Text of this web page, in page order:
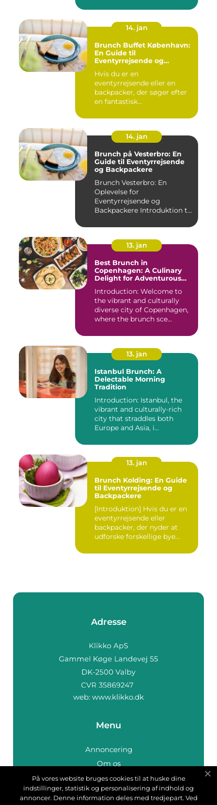
14. jan
Brunch Buffet København:
En Guide til
Eventyrrejsende og
Hvis du er en
eventyrrejsende eller en
backpacker, der søger efter
en fantastisk
14. jan
Brunch på Vesterbro: En
Guide til Eventyrrejsende
og Backpackere
Brunch Vesterbro: En
Oplevelse for
Eventyrrejsende og
Backpackere Introduktion til
13. jan
Best Brunch in
Copenhagen: A Culinary
Delight for Adventurous
Introduction: Welcome to
the vibrant and culturally
diverse city of Copenhagen,
where the brunch sce...
13. jan
Istanbul Brunch: A
Delectable Morning
Tradition
Introduction: Istanbul, the
vibrant and culturally-rich
city that straddles both
Europe and Asia, i...
13. jan
Brunch Kolding: En Guide
til Eventyrrejsende og
Backpackere
[Introduktion] Hvis du er en
eventyrrejsende eller
backpacker, der nyder at
udforske forskellige bye...
Adresse
web: www.klikko.dk
Menu
Annoncering
Om os
Cookies
Kontakt os
På vores website bruges cookies til at huske dine
indstillinger, statistik og personalisering af indhold og
annoncer. Denne information deles med tredjepart. Ved